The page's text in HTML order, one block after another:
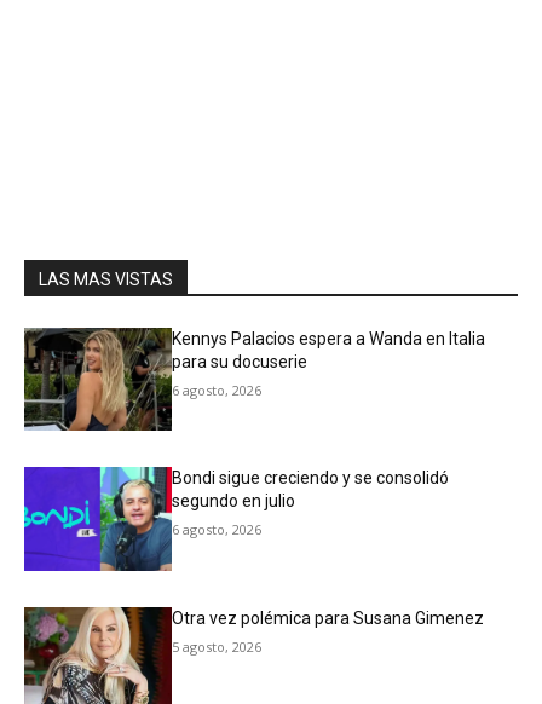
LAS MAS VISTAS
Kennys Palacios espera a Wanda en Italia
para su docuserie
6 agosto, 2026
Bondi sigue creciendo y se consolidó
segundo en julio
6 agosto, 2026
Otra vez polémica para Susana Gimenez
5 agosto, 2026